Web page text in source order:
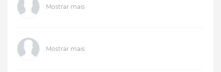
Mostrar mais
Mostrar mais